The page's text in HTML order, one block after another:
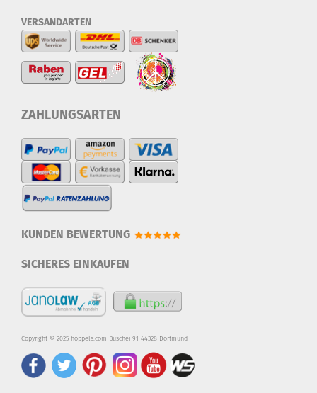
VERSANDARTEN
ZAHLUNGSARTEN
KUNDEN BEWERTUNG
SICHERES EINKAUFEN
Copyright © 2025 hoppels.com Buschei 91 44328 Dortmund